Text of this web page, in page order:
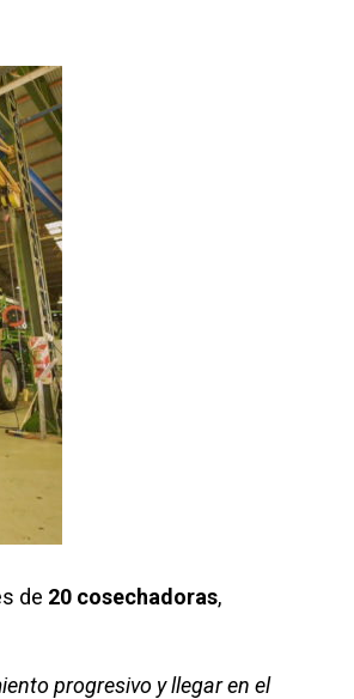
de 20 cosechadoras,
progresivo y llegar en el